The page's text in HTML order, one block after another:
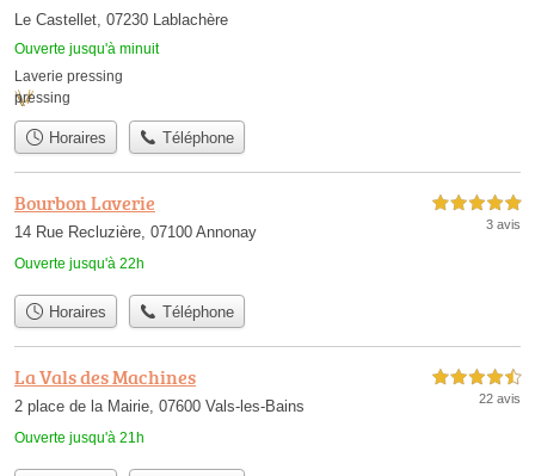
Le Castellet, 07230 Lablachère
Ouverte jusqu'à minuit
Laverie pressing
pressing
Horaires Téléphone
Bourbon Laverie
14 Rue Recluzière, 07100 Annonay
Ouverte jusqu'à 22h
5,0 étoiles sur 5
3 avis
Horaires Téléphone
La Vals des Machines
2 place de la Mairie, 07600 Vals-les-Bains
Ouverte jusqu'à 21h
4,5 étoiles sur 5
22 avis